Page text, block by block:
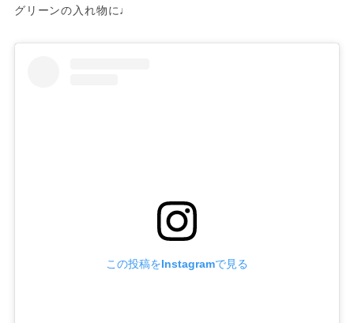
グリーンの入れ物に♩
この投稿をInstagramで見る